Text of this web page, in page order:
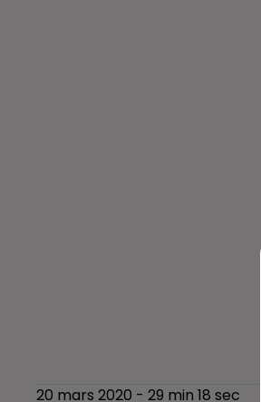
20 mars 2020 - 29 min 18 sec